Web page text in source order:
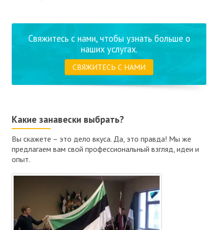
Свяжитесь с нами, чтобы узнать больше о
наших услугах.
СВЯЖИТЕСЬ С НАМИ
Какие занавески выбрать?
Вы скажете – это дело вкуса. Да, это правда! Мы же
предлагаем вам свой профессиональный взгляд, идеи и
опыт.